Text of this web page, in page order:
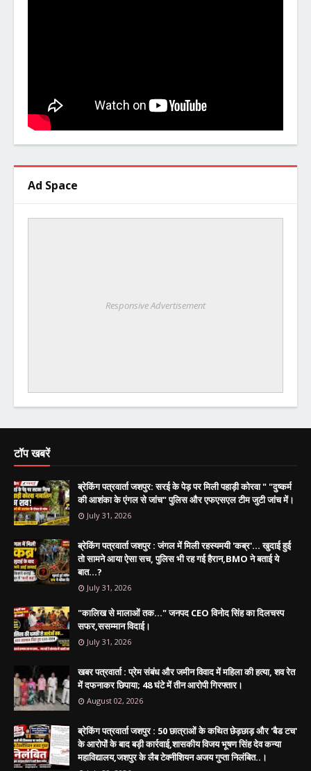
Ad Space
Responsive Advertisement
टॉप खबरें
ब्रेकिंग पत्रवार्ता जशपुर: सरई के पेड़ पर मिली पहाड़ी कोरवा " "दुष्कर्म
की आशंका के एंगल से जांच" पुलिस और एफएसएल टीम जुटी जांच में।
July 31, 2026
ब्रेकिंग पत्रवार्ता जशपुर : जंगल में मिली रहस्यमयी 'कब्र'... खुदाई हुई
तो सामने आया ऐसा सच, पुलिस भी रह गई हैरान,BMO ने बताई ये
बात...?
July 31, 2026
"कालिख से मालाओं तक..." जनपद CEO विनोद सिंह का दिलचस्प
सफर,ससम्मान विदाई।
July 31, 2026
खबर पत्रवार्ता : प्रेम संबंध और जमीन विवाद में महिला की हत्या, शव रेत
में दफनाकर छिपाया; 48 घंटे में तीन आरोपी गिरफ्तार।
August 02, 2026
ब्रेकिंग पत्रवार्ता जशपुर : 50 छात्राओं के कथित छेड़छाड़ और 'बैड टच'
के आरोपों के बाद बड़ी कार्रवाई,शासकीय विजय भूषण सिंह देव कन्या
महाविद्यालय,जशपुर के लैब टेक्नीशियन अजय गुप्ता निलंबित..।